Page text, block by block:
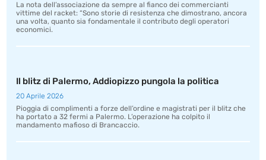
La nota dell’associazione da sempre al fianco dei commercianti
vittime del racket: “Sono storie di resistenza che dimostrano, ancora
una volta, quanto sia fondamentale il contributo degli operatori
economici.
Il blitz di Palermo, Addiopizzo pungola la politica
20 Aprile 2026
Pioggia di complimenti a forze dell’ordine e magistrati per il blitz che
ha portato a 32 fermi a Palermo. L’operazione ha colpito il
mandamento mafioso di Brancaccio.